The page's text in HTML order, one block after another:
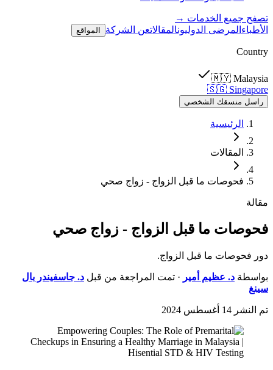
تصفح جميع الخدمات →
الأطباء المرضى الدوليونالمقالاتعن الشركة المواقع
Country
🇲🇾 Malaysia
🇸🇬 Singapore
راسل منسقك الشخصي
الرئيسية
المقالات
فحوصات ما قبل الزواج - زواج صحي
مقالة
فحوصات ما قبل الزواج - زواج صحي
دور فحوصات ما قبل الزواج.
بواسطة د. عظيم أمير · تمت المراجعة من قبل د. جاسفيندر بال
سينغ
تم النشر 14 أغسطس 2024